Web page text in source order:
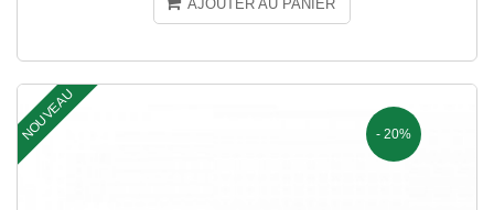
AJOUTER AU PANIER
- 20%
NOUVEAU